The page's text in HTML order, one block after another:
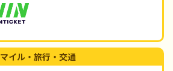
マイル・旅行・交通